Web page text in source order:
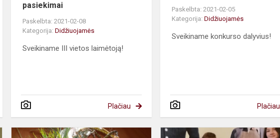
pasiekimai
Paskelbta: 2021-02-08
Kategorija:Didžiuojamės
Sveikiname III vietos laimėtoją!
Plačiau
Paskelbta: 2021-02-05
Kategorija:Didžiuojamės
Sveikiname konkurso dalyvius!
Plačiau
Vaida
Vaida